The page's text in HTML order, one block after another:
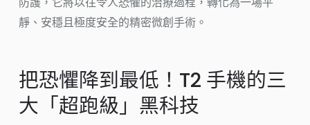
靜、安穩且極度安全的精密微創手術。
把恐懼降到最低！T2 手機的三
大「超跑級」黑科技